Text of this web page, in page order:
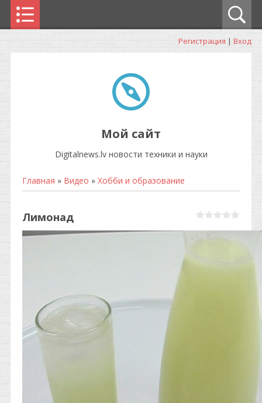
Регистрация | Вход
Мой сайт
Digitalnews.lv новости техники и науки
Главная » Видео » Хобби и образование
Лимонад